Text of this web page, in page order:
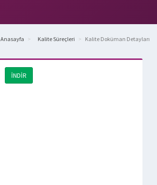
Anasayfa Kalite Süreçleri Kalite Doküman Detayları
İNDİR